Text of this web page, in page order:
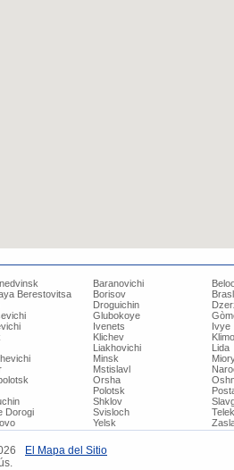
Baranovichi
Berestovitsa Borisov
Droguichin
Glubokoye
Ivenets
Ivye
Klichev
Liakhovichi
Lida
Minsk
Mstislavl
Orsha
Polotsk
Shklov
Dorogi Svisloch
Yelsk
​El Mapa del Sitio